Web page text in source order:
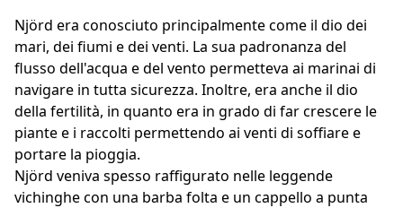
Njörd era conosciuto principalmente come il dio dei
mari, dei fiumi e dei venti. La sua padronanza del
flusso dell'acqua e del vento permetteva ai marinai di
navigare in tutta sicurezza. Inoltre, era anche il dio
della fertilità, in quanto era in grado di far crescere le
piante e i raccolti permettendo ai venti di soffiare e
portare la pioggia.
Njörd veniva spesso raffigurato nelle leggende
vichinghe con una barba folta e un cappello a punta